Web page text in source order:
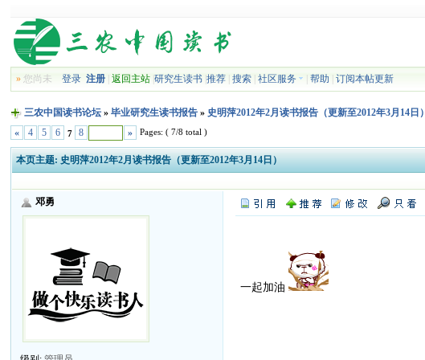
» 您尚未登录 注册 |返回主站 |研究生读书 |推荐 |搜索 |社区服务 |帮助 |订阅本帖更新
三农中国读书论坛 »毕业研究生读书报告 » 史明萍2012年2月读书报告（更新至2012年3月14日）
«
4 5 6 7 8 » Pages: ( 7/8 total )
本页主题: 史明萍2012年2月读书报告（更新至2012年3月14日）
邓勇
一起加油